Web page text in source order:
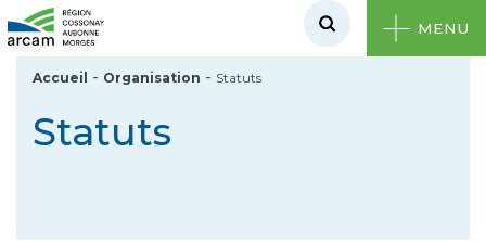
MENU
Accueil - Organisation - Statuts
Statuts